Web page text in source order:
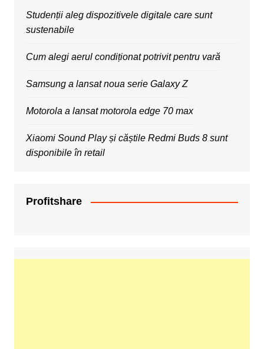
Studenții aleg dispozitivele digitale care sunt
sustenabile
Cum alegi aerul condiționat potrivit pentru vară
Samsung a lansat noua serie Galaxy Z
Motorola a lansat motorola edge 70 max
Xiaomi Sound Play și căștile Redmi Buds 8 sunt
disponibile în retail
Profitshare